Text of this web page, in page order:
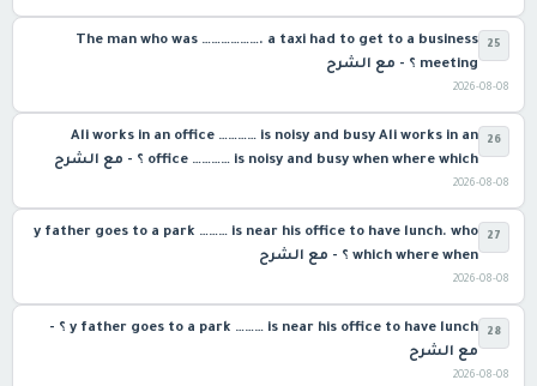
25
The man who was ………………. a taxi had to get to a business
meeting ؟ - مع الشرح
2026-08-08
26
Ali works in an office ………… is noisy and busy Ali works in an
office ………… is noisy and busy when where which ؟ - مع الشرح
2026-08-08
27
y father goes to a park ……… is near his office to have lunch. who
which where when ؟ - مع الشرح
2026-08-08
28
y father goes to a park ……… is near his office to have lunch ؟ -
مع الشرح
2026-08-08